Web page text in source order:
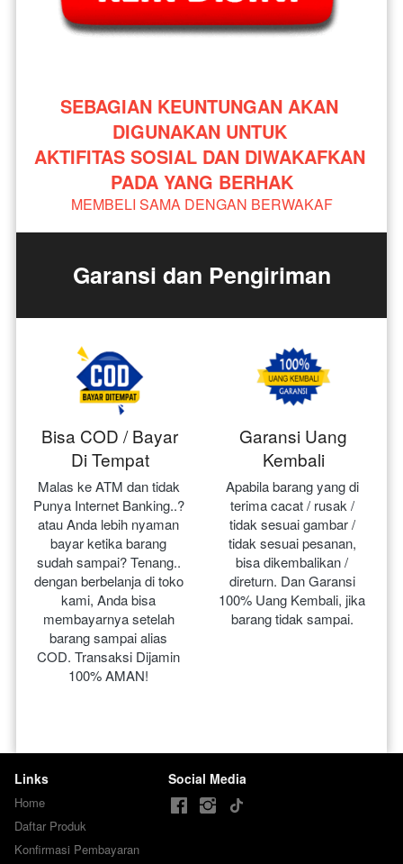
SEBAGIAN KEUNTUNGAN AKAN
DIGUNAKAN UNTUK
AKTIFITAS SOSIAL DAN DIWAKAFKAN
PADA YANG BERHAK
MEMBELI SAMA DENGAN BERWAKAF
Garansi dan Pengiriman
Bisa COD / Bayar
Di Tempat
Malas ke ATM dan tidak
Punya Internet Banking..?
atau Anda lebih nyaman
bayar ketika barang
sudah sampai? Tenang..
dengan berbelanja di toko
kami, Anda bisa
membayarnya setelah
barang sampai alias
COD. Transaksi Dijamin
100% AMAN!
Garansi Uang
Kembali
Apabila barang yang di
terima cacat / rusak /
tidak sesuai gambar /
tidak sesuai pesanan,
bisa dikembalikan /
direturn. Dan Garansi
100% Uang Kembali, jika
barang tidak sampai.
Links
Home
Daftar Produk
Konfirmasi Pembayaran
Social Media